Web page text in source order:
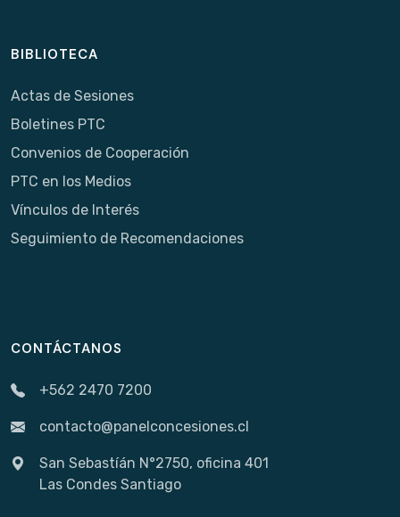
BIBLIOTECA
Actas de Sesiones
Boletines PTC
Convenios de Cooperación
PTC en los Medios
Vínculos de Interés
Seguimiento de Recomendaciones
CONTÁCTANOS
+562 2470 7200
contacto@panelconcesiones.cl
San Sebastíán N°2750, oficina 401
Las Condes Santiago